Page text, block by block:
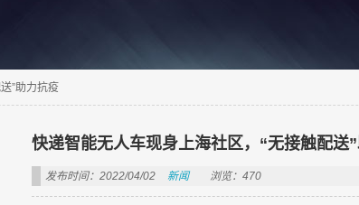
”助力抗疫
快递智能无人车现身上海社区，“无接触配送
发布时间：2022/04/02 新闻 浏览：470